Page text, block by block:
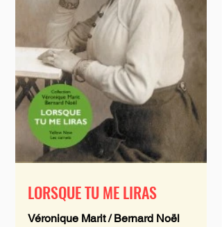
LORSQUE TU ME LIRAS
Véronique Marit / Bernard Noël